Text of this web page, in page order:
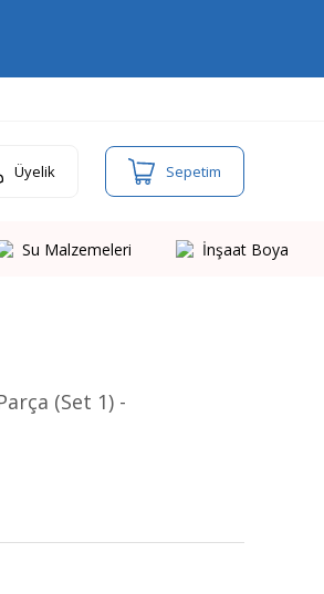
Üyelik Sepetim
Su Malzemeleri İnşaat Boya
(Set 1) -